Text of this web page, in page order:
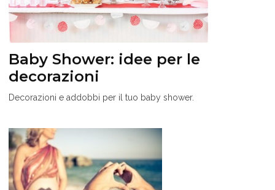
Baby Shower: idee per le
decorazioni
Decorazioni e addobbi per il tuo baby shower.